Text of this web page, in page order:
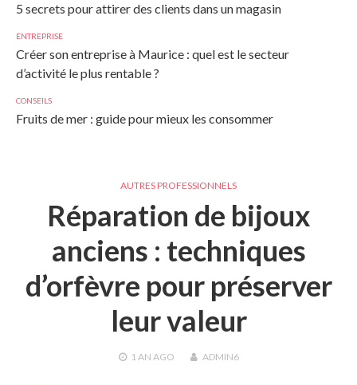
5 secrets pour attirer des clients dans un magasin
ENTREPRISE
Créer son entreprise à Maurice : quel est le secteur
d’activité le plus rentable ?
CONSEILS
Fruits de mer : guide pour mieux les consommer
AUTRES PROFESSIONNELS
Réparation de bijoux
anciens : techniques
d’orfèvre pour préserver
leur valeur
1 AN AGO ADMIN6